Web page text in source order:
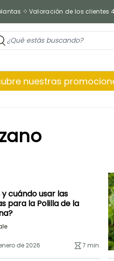
Valoración de los clientes
nuestras
cuándo usar las
para la Polilla de la
de 2026 7 min.